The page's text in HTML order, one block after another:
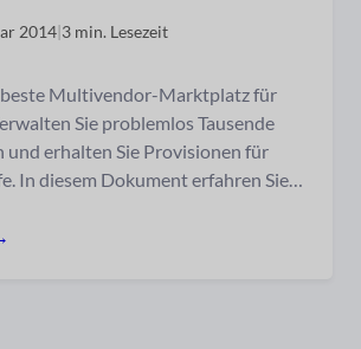
2014|3 min. Lesezeit
Multivendor-Marktplatz für
Sie problemlos Tausende
und erhalten Sie Provisionen für
In diesem Dokument erfahren Sie…